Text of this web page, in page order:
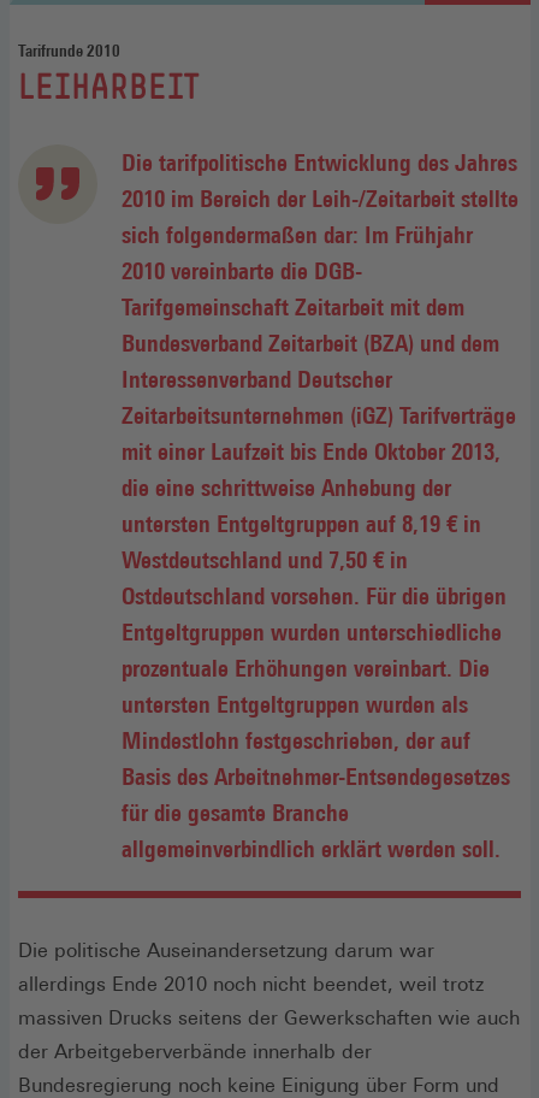
Tarifrunde 2010
:
LEIHARBEIT
Die tarifpolitische Entwicklung des Jahres
2010 im Bereich der Leih-/Zeitarbeit stellte
sich folgendermaßen dar: Im Frühjahr
2010 vereinbarte die DGB-
Tarifgemeinschaft Zeitarbeit mit dem
Bundesverband Zeitarbeit (BZA) und dem
Interessenverband Deutscher
Zeitarbeitsunternehmen (iGZ) Tarifverträge
mit einer Laufzeit bis Ende Oktober 2013,
die eine schrittweise Anhebung der
untersten Entgeltgruppen auf 8,19 € in
Westdeutschland und 7,50 € in
Ostdeutschland vorsehen. Für die übrigen
Entgeltgruppen wurden unterschiedliche
prozentuale Erhöhungen vereinbart. Die
untersten Entgeltgruppen wurden als
Mindestlohn festgeschrieben, der auf
Basis des Arbeitnehmer-Entsendegesetzes
für die gesamte Branche
allgemeinverbindlich erklärt werden soll.
Die politische Auseinandersetzung darum war
allerdings Ende 2010 noch nicht beendet, weil trotz
massiven Drucks seitens der Gewerkschaften wie auch
der Arbeitgeberverbände innerhalb der
Bundesregierung noch keine Einigung über Form und